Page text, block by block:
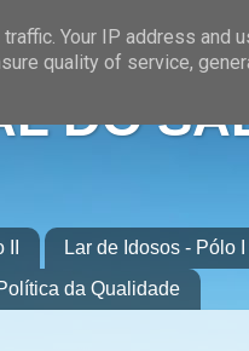
DO
Lar de Idosos - Pólo I
da Qualidade
Your IP address and
quality of service,